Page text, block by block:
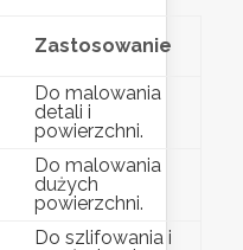
Zastosowanie
Do malowania
detali i
powierzchni.
Do malowania
dużych
powierzchni.
Do szlifowania i